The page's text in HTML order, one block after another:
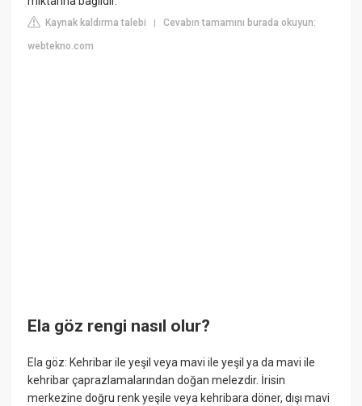
Kaynak kaldırma talebi |Cevabın tamamını burada okuyun:
webtekno.com
Ela göz rengi nasıl olur?
Ela göz: Kehribar ile yeşil veya mavi ile yeşil ya da mavi ile
kehribar çaprazlamalarından doğan melezdir. İrisin
merkezine doğru renk yeşile veya kehribara döner, dışı mavi